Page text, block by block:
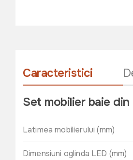
Caracteristici
Set mobilier baie
Latimea mobilierului (mm)
Dimensiuni oglinda LED (mm)